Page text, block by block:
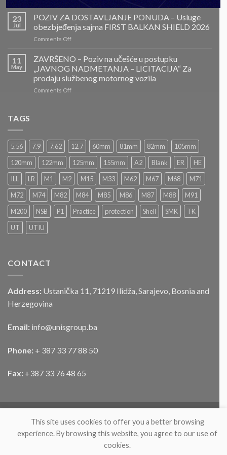
ZAVRŠENO-
POZIV
ZA
DOSTAVLJANJE
PONUDA
Projektovanje,
izrada
montaža
Nacionalnog
23
Jul
POZIV ZA DOSTAVLJANJE PONUDA – Usluge
obezbjeđenja sajma FIRST BALKAN SHIELD 2026
Comments Offon
ZA
DOSTAVLJANJE
PONUDA
–
Usluge
2026
11
May
ZAVRŠENO – Poziv na učešće u postupku
„JAVNOG NADMETANJA – LICITACIJA“ Za
prodaju službenog motornog vozila
Comments Offon
u
postupku
„JAVNOG
NADMETANJA
–
LICITACIJA“
Za
prodaju
službenog
motornog
TAGS
5.56 7.9 7.62 12.7 60mm 81mm 82mm
105mm
120mm
122mm 125mm 155mm A2 Blank ER
HE
ILL
LR M1 M2 M15 M33 M62 M67 M68
M71
M72
M74 M82 M84 M85 M86 M87 M88
M91
M200
NSB P1 Practice protection Shell SMK
TK
UT
UTIU
CONTACT
Address: Ustanička 11, 71219 Ilidža, Sarajevo, Bosnia and
Herzegovina
Email: info@unisgroup.ba
Phone: + 387 33 77 88 50
Fax: +387 33 76 48 65
This site uses cookies to offer you a better browsing
experience. By browsing this website, you agree to our use of
cookies.